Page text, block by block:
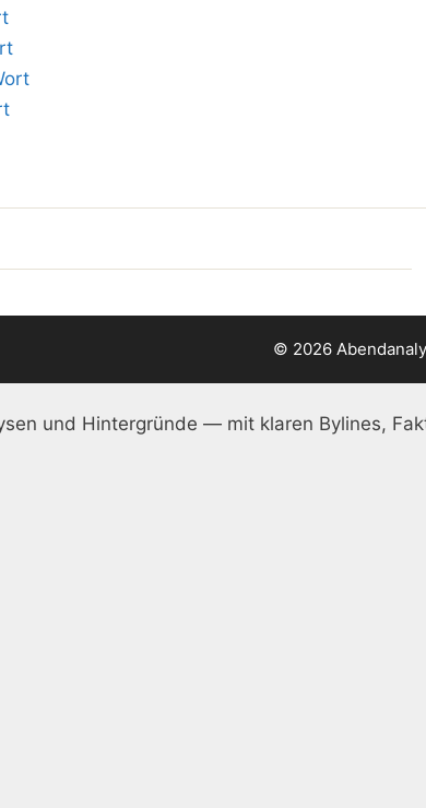
© 2026
und Hintergründe — mit klaren Bylines,